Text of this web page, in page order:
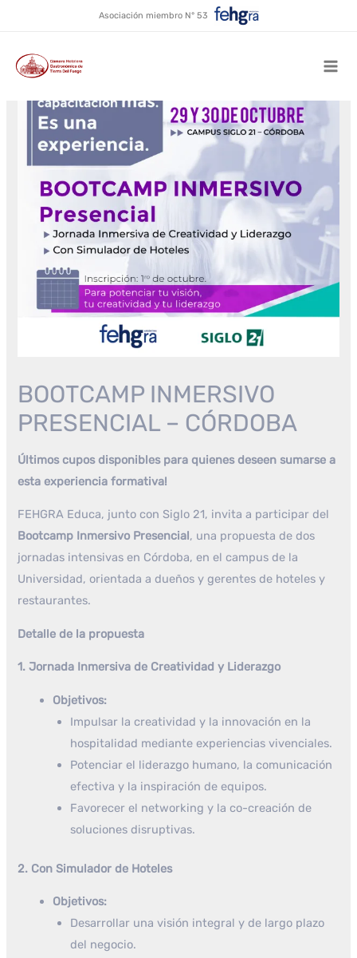
contenido
Asociación miembro N° 53
BOOTCAMP INMERSIVO
PRESENCIAL – CÓRDOBA
Últimos cupos disponibles para quienes deseen sumarse a
esta experiencia formativa!
FEHGRA Educa, junto con Siglo 21, invita a participar del
Bootcamp Inmersivo Presencial, una propuesta de dos
jornadas intensivas en Córdoba, en el campus de la
Universidad, orientada a dueños y gerentes de hoteles y
restaurantes.
Detalle de la propuesta
1. Jornada Inmersiva de Creatividad y Liderazgo
Objetivos:
Impulsar la creatividad y la innovación en la
hospitalidad mediante experiencias vivenciales.
Potenciar el liderazgo humano, la comunicación
efectiva y la inspiración de equipos.
Favorecer el networking y la co-creación de
soluciones disruptivas.
2. Con Simulador de Hoteles
Objetivos:
Desarrollar una visión integral y de largo plazo
del negocio.